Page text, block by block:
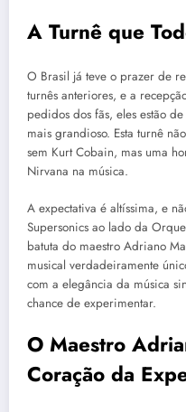
A Turnê que
O Brasil já teve o prazer de
turnês anteriores, e a
pedidos dos fãs, eles estão
mais grandioso. Esta turnê
sem Kurt Cobain, mas uma
Nirvana na música.
A expectativa é altíssima, e
Supersonics ao lado da
batuta do maestro Adriano
musical verdadeiramente
com a elegância da música
chance de experimentar.
O Maestro
Coração da